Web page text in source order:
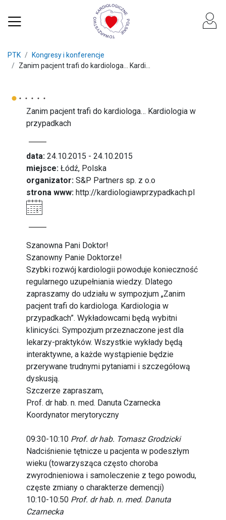
PTK
Kongresy i konferencje
Zanim pacjent trafi do kardiologa… Kardi...
Zanim pacjent trafi do kardiologa… Kardiologia w
przypadkach
data: 24.10.2015 - 24.10.2015
miejsce: Łódź, Polska
organizator: S&P Partners sp. z o.o
strona www: http://kardiologiawprzypadkach.pl
Szanowna Pani Doktor!
Szanowny Panie Doktorze!
Szybki rozwój kardiologii powoduje konieczność
regularnego uzupełniania wiedzy. Dlatego
zapraszamy do udziału w sympozjum „Zanim
pacjent trafi do kardiologa. Kardiologia w
przypadkach”. Wykładowcami będą wybitni
klinicyści. Sympozjum przeznaczone jest dla
lekarzy-praktyków. Wszystkie wykłady będą
interaktywne, a każde wystąpienie będzie
przerywane trudnymi pytaniami i szczegółową
dyskusją.
Szczerze zapraszam,
Prof. dr hab. n. med. Danuta Czarnecka
Koordynator merytoryczny
09:30-10:10 Prof. dr hab. Tomasz Grodzicki
Nadciśnienie tętnicze u pacjenta w podeszłym
wieku (towarzysząca często choroba
zwyrodnieniowa i samoleczenie z tego powodu,
częste zmiany o charakterze demencji)
10:10-10:50 Prof. dr hab. n. med. Danuta
Czarnecka